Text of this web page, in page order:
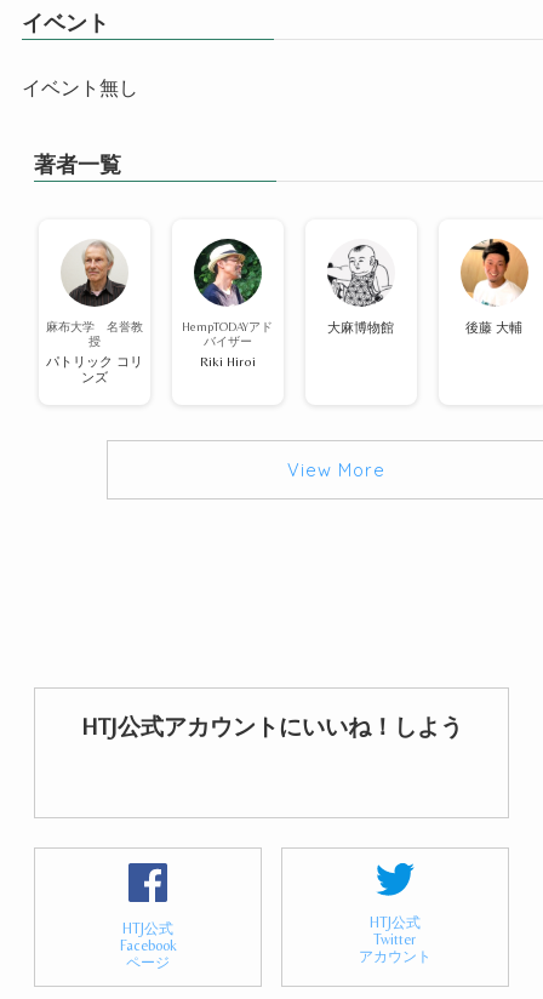
イベント
イベント無し
著者一覧
麻布大学 名誉教
授
パトリック コリ
ンズ
HempTODAYアド
バイザー
Riki Hiroi
大麻博物館 後藤 大輔
View More
HTJ公式アカウントにいいね！しよう
HTJ公式
Facebook
ページ
HTJ公式
Twitter
アカウント